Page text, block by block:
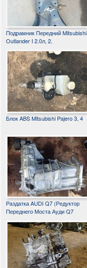
Подрамник Передний Mitsubishi
Outlander I 2.0л, 2.
Блок ABS Mitsubishi Pajero 3, 4
Раздатка AUDI Q7 (Редуктор
Переднего Моста Ауди Q7